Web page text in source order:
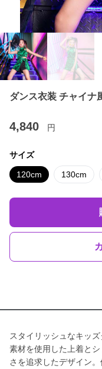
ダンス衣装 チャイナ
4,840 円
サイズ
120cm 130cm
スタイリッシュなキッ
素材を使用した上着と
さを追求したデザイン